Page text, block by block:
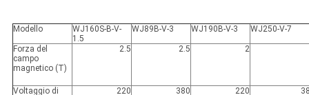
Modello
WJ160S-B-V-
1.5
WJ89B-V-3 WJ190B-V-3 WJ250-V-7
Forza del
campo
magnetico (T)
2.5 2.5 2
Voltaggio di 220 380 220